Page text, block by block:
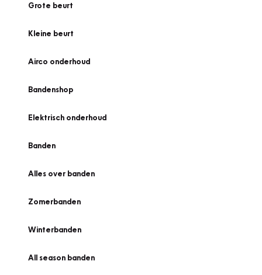
Grote beurt
Kleine beurt
Airco onderhoud
Bandenshop
Elektrisch onderhoud
Banden
Alles over banden
Zomerbanden
Winterbanden
All season banden